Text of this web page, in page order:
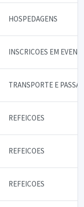
HOSPEDAGENS
INSCRICOES EM
TRANSPORTE E
REFEICOES
REFEICOES
REFEICOES